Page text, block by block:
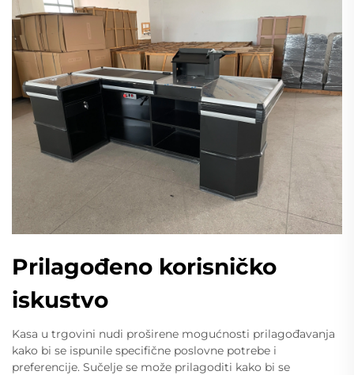
Prilagođeno korisničko
iskustvo
Kasa u trgovini nudi proširene mogućnosti prilagođavanja
kako bi se ispunile specifične poslovne potrebe i
preferencije. Sučelje se može prilagoditi kako bi se